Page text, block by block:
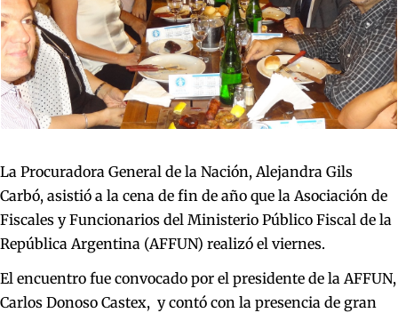
La Procuradora General de la Nación, Alejandra Gils
Carbó, asistió a la cena de fin de año que la Asociación de
Fiscales y Funcionarios del Ministerio Público Fiscal de la
República Argentina (AFFUN) realizó el viernes.
El encuentro fue convocado por el presidente de la AFFUN,
Carlos Donoso Castex, y contó con la presencia de gran